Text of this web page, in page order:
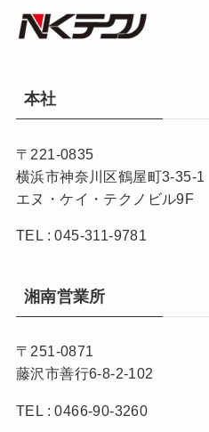
本社
〒221-0835
横浜市神奈川区鶴屋町3-35-1
エヌ・ケイ・テクノビル9F
TEL : 045-311-9781
湘南営業所
〒251-0871
藤沢市善行6-8-2-102
TEL : 0466-90-3260